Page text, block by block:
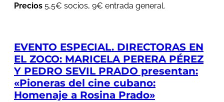
Precios 5,5€ socios, 9€ entrada general.
EVENTO ESPECIAL. DIRECTORAS EN
EL ZOCO: MARICELA PERERA PÉREZ
Y PEDRO SEVIL PRADO presentan:
«Pioneras del cine cubano:
Homenaje a Rosina Prado»